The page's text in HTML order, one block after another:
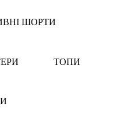
ШОРТИ
ТОПИ